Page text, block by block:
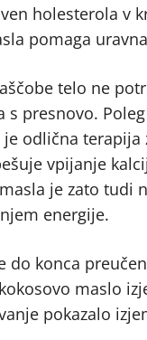
holesterola v
pomaga
telo ne
s presnovo.
odlična
vpijanje
je zato tudi
energije.
do konca
maslo
pokazalo